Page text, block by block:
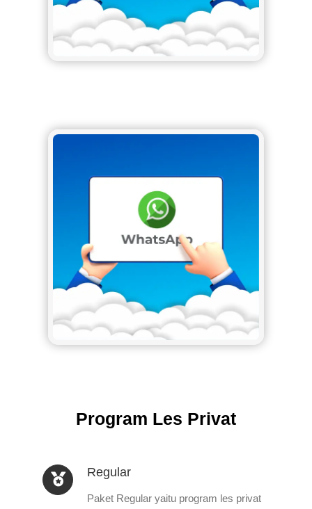
Program Les Privat
Regular
Paket Regular yaitu program les privat